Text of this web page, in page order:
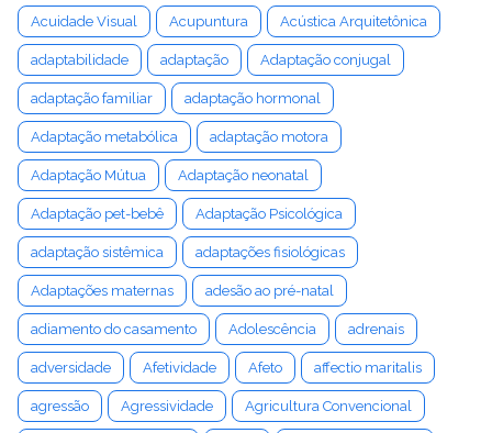
Acuidade Visual Acupuntura Acústica Arquitetônica
adaptabilidade adaptação Adaptação conjugal
adaptação familiar adaptação hormonal
Adaptação metabólica adaptação motora
Adaptação Mútua Adaptação neonatal
Adaptação pet-bebê Adaptação Psicológica
adaptação sistêmica adaptações fisiológicas
Adaptações maternas adesão ao pré-natal
adiamento do casamento Adolescência adrenais
adversidade Afetividade Afeto affectio maritalis
agressão Agressividade Agricultura Convencional